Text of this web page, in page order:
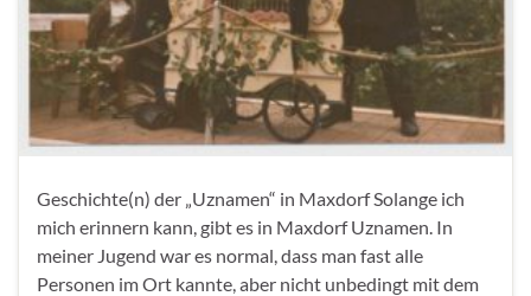
Geschichte(n) der „Uznamen“ in Maxdorf Solange ich
mich erinnern kann, gibt es in Maxdorf Uznamen. In
meiner Jugend war es normal, dass man fast alle
Personen im Ort kannte, aber nicht unbedingt mit dem